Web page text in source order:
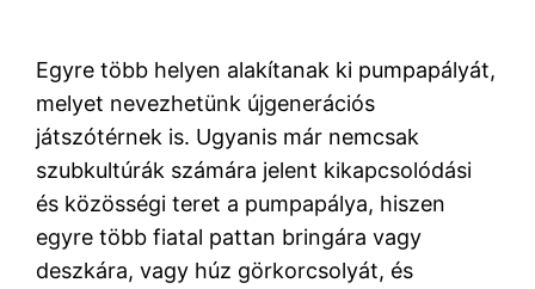
Egyre több helyen alakítanak ki pumpapályát,
melyet nevezhetünk újgenerációs
játszótérnek is. Ugyanis már nemcsak
szubkultúrák számára jelent kikapcsolódási
és közösségi teret a pumpapálya, hiszen
egyre több fiatal pattan bringára vagy
deszkára, vagy húz görkorcsolyát, és